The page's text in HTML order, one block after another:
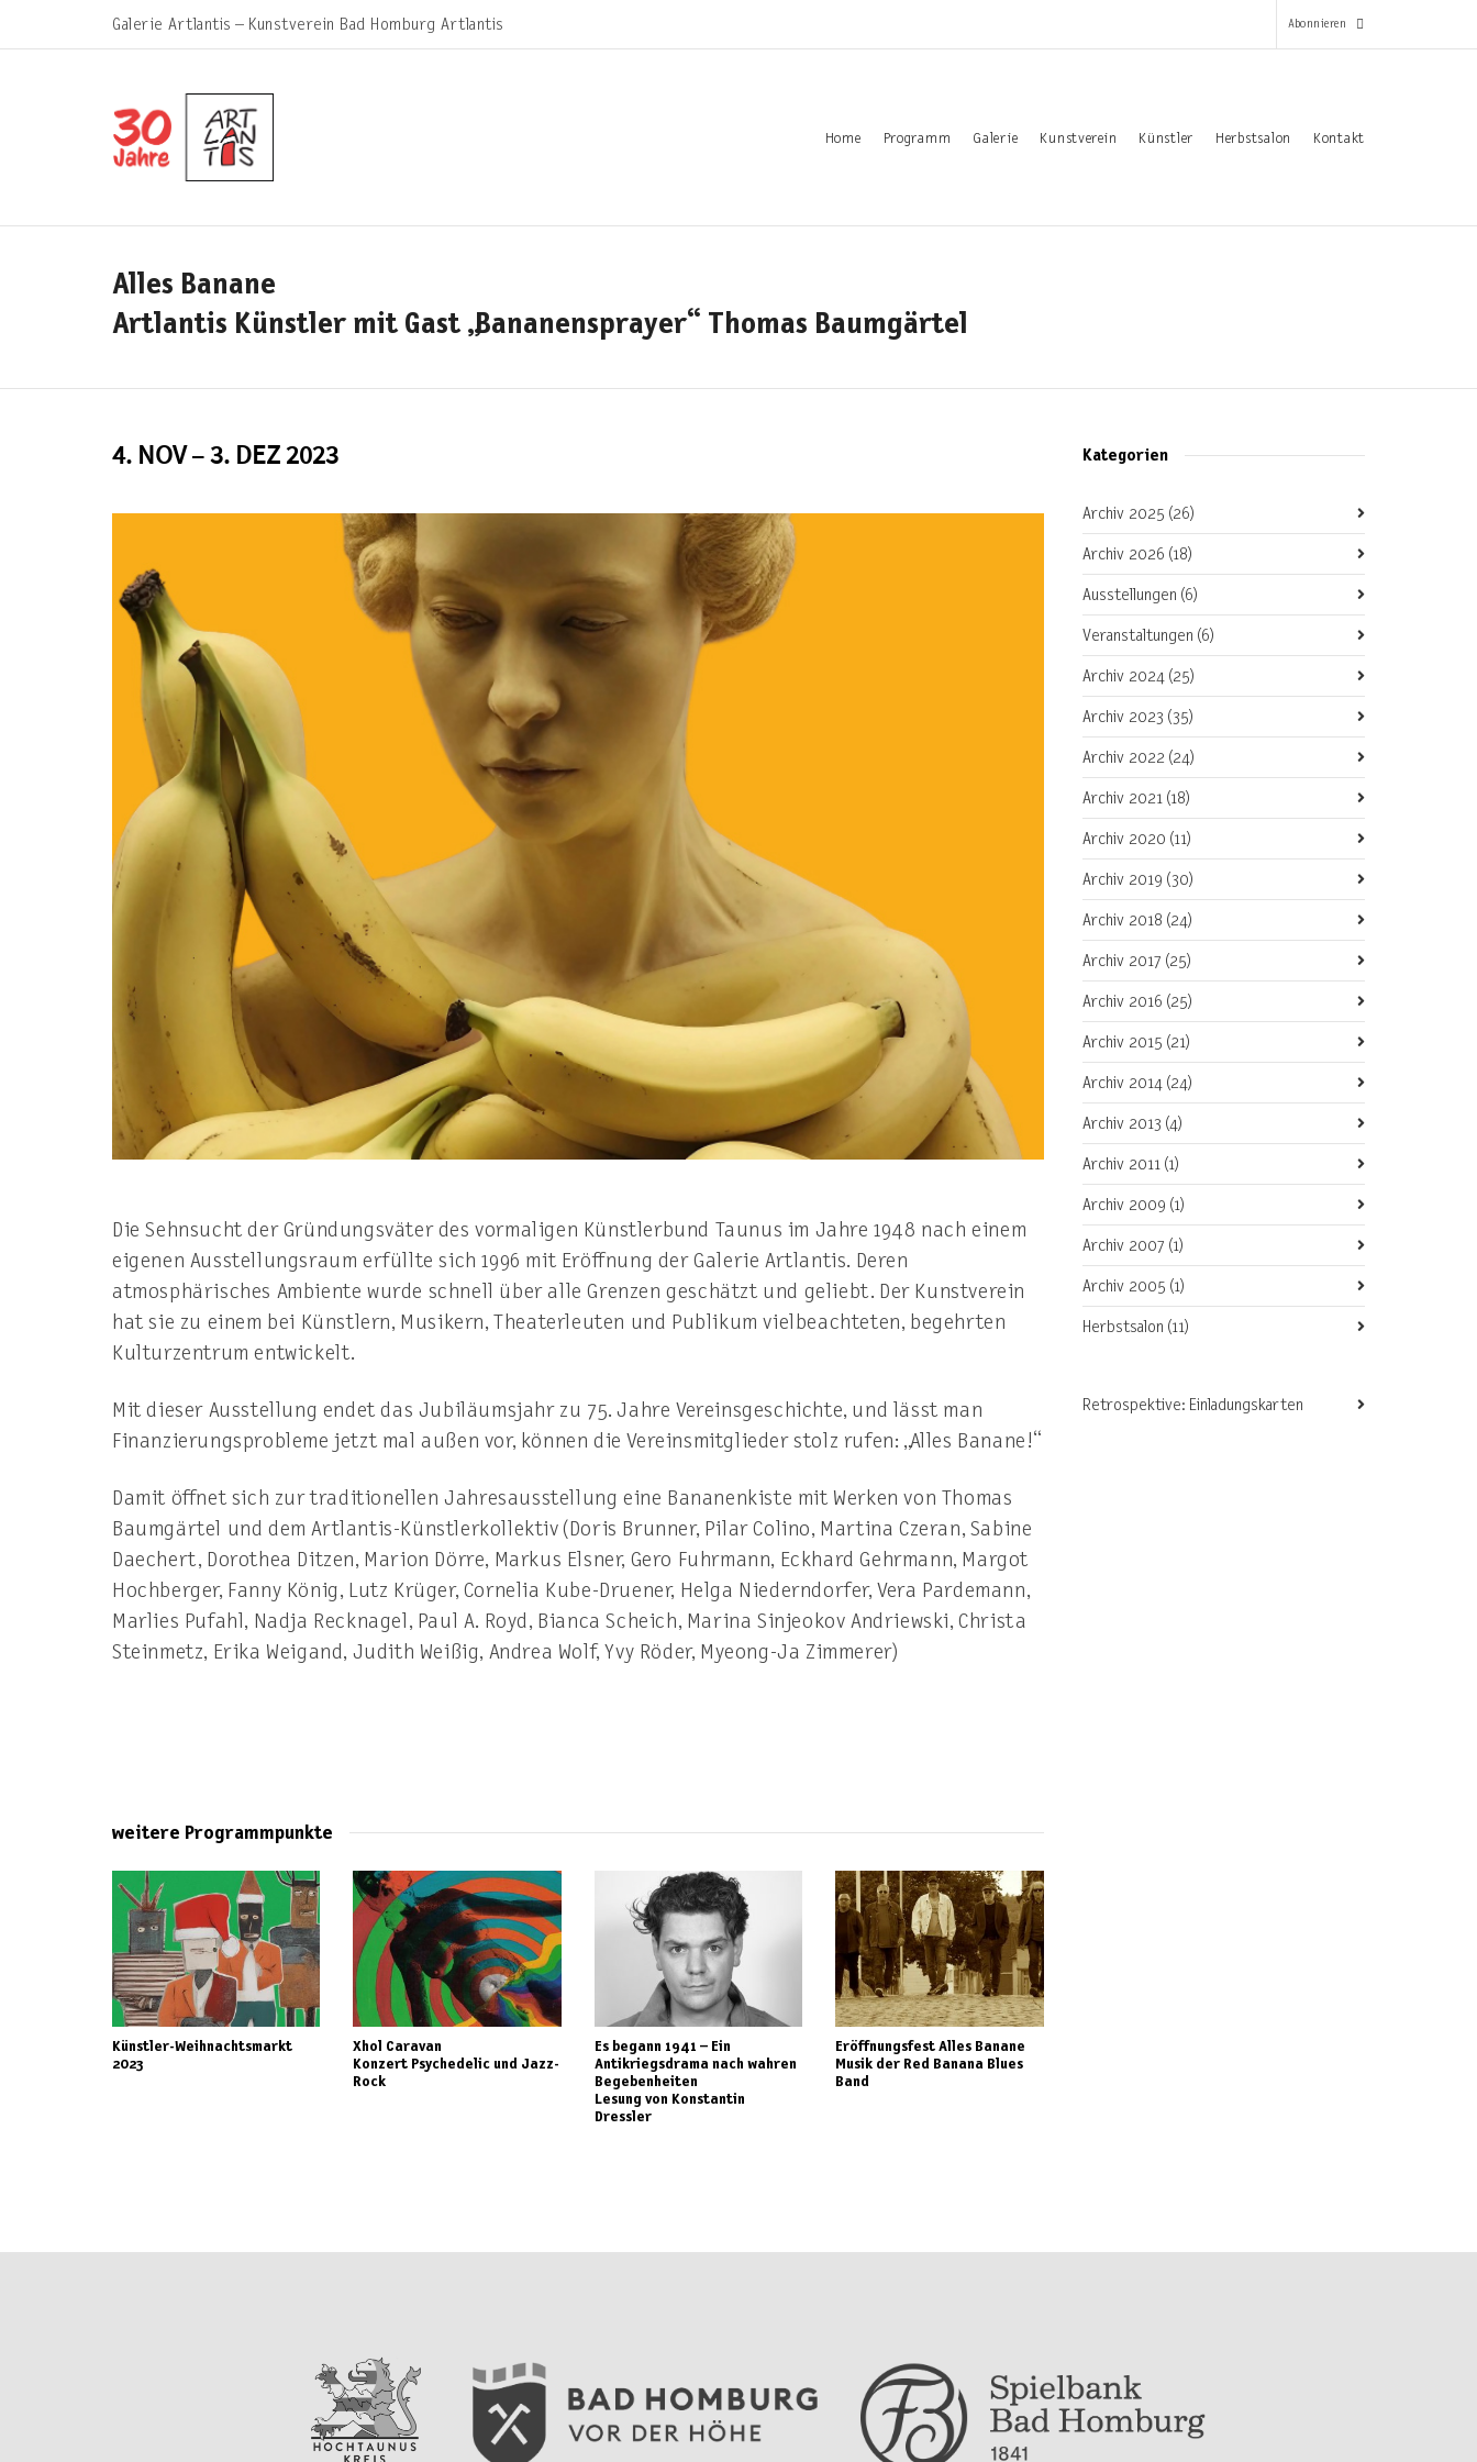
Galerie Artlantis – Kunstverein Bad Homburg Artlantis Abonnieren
*Pflichtfeld
Home Programm Galerie Kunstverein Künstler Herbstsalon Kontakt
Alles Banane
Artlantis Künstler mit Gast „Bananensprayer“ Thomas Baumgärtel
4. NOV – 3. DEZ 2023
Die Sehnsucht der Gründungsväter des vormaligen Künstlerbund Taunus im Jahre 1948 nach einem
eigenen Ausstellungsraum erfüllte sich 1996 mit Eröffnung der Galerie Artlantis. Deren
atmosphärisches Ambiente wurde schnell über alle Grenzen geschätzt und geliebt. Der Kunstverein
hat sie zu einem bei Künstlern, Musikern, Theaterleuten und Publikum vielbeachteten, begehrten
Kulturzentrum entwickelt.
Mit dieser Ausstellung endet das Jubiläumsjahr zu 75. Jahre Vereinsgeschichte, und lässt man
Finanzierungsprobleme jetzt mal außen vor, können die Vereinsmitglieder stolz rufen: „Alles Banane!“
Damit öffnet sich zur traditionellen Jahresausstellung eine Bananenkiste mit Werken von Thomas
Baumgärtel und dem Artlantis-Künstlerkollektiv (Doris Brunner, Pilar Colino, Martina Czeran, Sabine
Daechert, Dorothea Ditzen, Marion Dörre, Markus Elsner, Gero Fuhrmann, Eckhard Gehrmann, Margot
Hochberger, Fanny König, Lutz Krüger, Cornelia Kube-Druener, Helga Niederndorfer, Vera Pardemann,
Marlies Pufahl, Nadja Recknagel, Paul A. Royd, Bianca Scheich, Marina Sinjeokov Andriewski, Christa
Steinmetz, Erika Weigand, Judith Weißig, Andrea Wolf, Yvy Röder, Myeong-Ja Zimmerer)
weitere Programmpunkte
Künstler-Weihnachtsmarkt
2023
Xhol Caravan
Konzert Psychedelic und Jazz-
Rock
Es begann 1941 – Ein
Antikriegsdrama nach wahren
Begebenheiten
Lesung von Konstantin
Dressler
Eröffnungsfest Alles Banane
Musik der Red Banana Blues
Band
Kategorien
Archiv 2025 (26)
Archiv 2026 (18)
Ausstellungen (6)
Veranstaltungen (6)
Archiv 2024 (25)
Archiv 2023 (35)
Archiv 2022 (24)
Archiv 2021 (18)
Archiv 2020 (11)
Archiv 2019 (30)
Archiv 2018 (24)
Archiv 2017 (25)
Archiv 2016 (25)
Archiv 2015 (21)
Archiv 2014 (24)
Archiv 2013 (4)
Archiv 2011 (1)
Archiv 2009 (1)
Archiv 2007 (1)
Archiv 2005 (1)
Herbstsalon (11)
Retrospektive: Einladungskarten